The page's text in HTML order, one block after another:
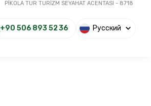
PİKOLA TUR TURİZM SEYAHAT ACENTASI - 8718
+90 506 893 52 36 Русский